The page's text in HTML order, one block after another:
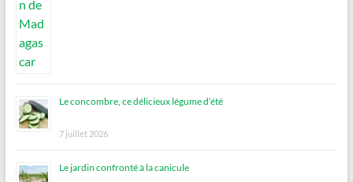
Le concombre, ce délicieux légume d’été
7 juillet 2026
Le jardin confronté à la canicule